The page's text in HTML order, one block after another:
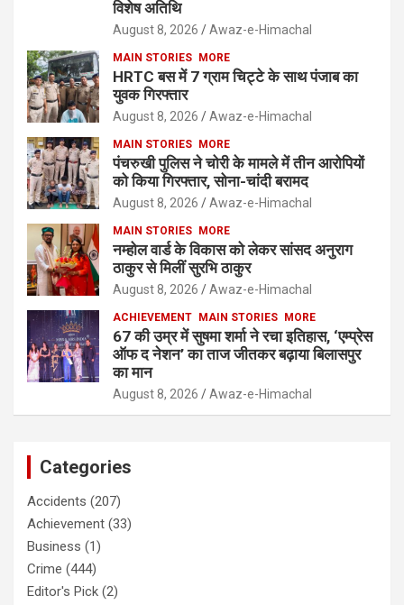
विशेष अतिथि
August 8, 2026 Awaz-e-Himachal
MAIN STORIES MORE
HRTC बस में 7 ग्राम चिट्टे के साथ पंजाब का
युवक गिरफ्तार
August 8, 2026 Awaz-e-Himachal
MAIN STORIES MORE
पंचरुखी पुलिस ने चोरी के मामले में तीन आरोपियों
को किया गिरफ्तार, सोना-चांदी बरामद
August 8, 2026 Awaz-e-Himachal
MAIN STORIES MORE
नम्होल वार्ड के विकास को लेकर सांसद अनुराग
ठाकुर से मिलीं सुरभि ठाकुर
August 8, 2026 Awaz-e-Himachal
ACHIEVEMENT MAIN STORIES MORE
67 की उम्र में सुषमा शर्मा ने रचा इतिहास, ‘एम्प्रेस
ऑफ द नेशन’ का ताज जीतकर बढ़ाया बिलासपुर
का मान
August 8, 2026 Awaz-e-Himachal
Categories
Accidents (207)
Achievement (33)
Business (1)
Crime (444)
Editor's Pick (2)